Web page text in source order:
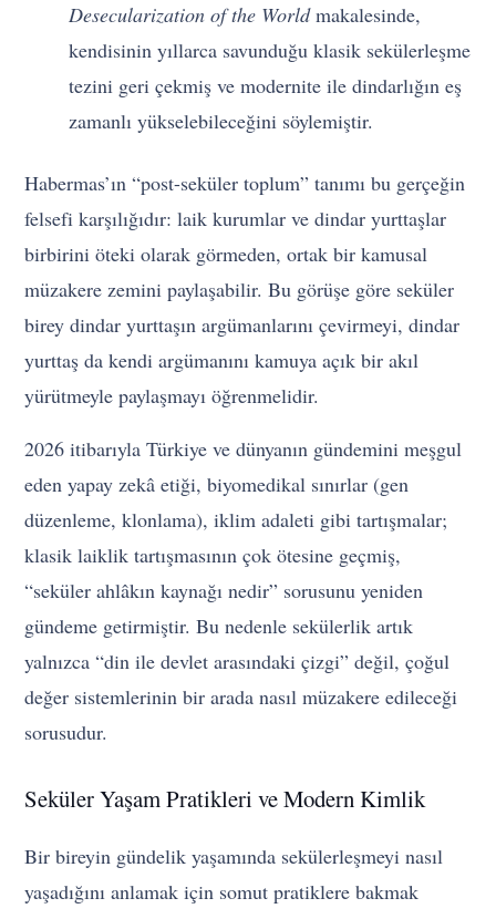
Desecularization of the Worldmakalesinde,
kendisinin yıllarca savunduğu klasik sekülerleşme
tezini geri çekmiş ve modernite ile dindarlığın eş
zamanlı yükselebileceğini söylemiştir.
Habermas’ın “post-seküler toplum” tanımı bu gerçeğin
felsefi karşılığıdır: laik kurumlar ve dindar yurttaşlar
birbirini öteki olarak görmeden, ortak bir kamusal
müzakere zemini paylaşabilir. Bu görüşe göre seküler
birey dindar yurttaşın argümanlarını çevirmeyi, dindar
yurttaş da kendi argümanını kamuya açık bir akıl
yürütmeyle paylaşmayı öğrenmelidir.
2026 itibarıyla Türkiye ve dünyanın gündemini meşgul
eden yapay zekâ etiği, biyomedikal sınırlar (gen
düzenleme, klonlama), iklim adaleti gibi tartışmalar;
klasik laiklik tartışmasının çok ötesine geçmiş,
“seküler ahlâkın kaynağı nedir” sorusunu yeniden
gündeme getirmiştir. Bu nedenle sekülerlik artık
yalnızca “din ile devlet arasındaki çizgi” değil, çoğul
değer sistemlerinin bir arada nasıl müzakere edileceği
sorusudur.
Seküler Yaşam Pratikleri ve Modern Kimlik
Bir bireyin gündelik yaşamında sekülerleşmeyi nasıl
yaşadığını anlamak için somut pratiklere bakmak